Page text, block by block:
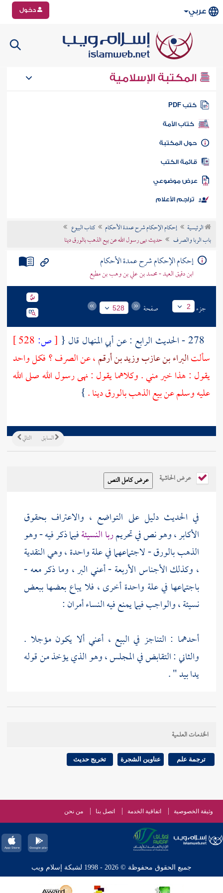
عربي دخول
المكتبة الإسلامية
كتب PDF
كتاب الأمة
المكتبة
الكتب
موضوعي
تراجم الأعلام
الرئيسية إحكام الإحكام شرح عمدة الأحكام
كتاب البيوع
باب الربا والصرف
حديث نهى رسول الله عن بيع الذهب بالورق دينا
إحكام الإحكام شرح عمدة الأحكام
ابن دقيق العيد - محمد بن علي بن وهب بن مطيع
جزء 2 صفحة 528
أبي المنهال قال { [ص:
سألتالبراء بن عازبوزيد بن أرقم، عن الصرف ؟ فكل واحد
يقول : هذا خير مني . وكلاهما يقول : نهى رسول الله صلى الله
عليه وسلم عن بيع الذهب بالورق دينا .}
التالي السابق
عرض الحاشية
في الحديث دليل على التواضع ، والاعتراف بحقوق
الأكابر ، وهو نص في تحريمربا النسيئةفيما ذكر فيه - وهو
الذهب بالورق - لاجتماعهما في علة واحدة ، وهي النقدية
، وكذلك الأجناس الأربعة - أعني البر ، وما ذكر معه -
باجتماعها في علة واحدة أخرى ، فلا يباع بعضها ببعض
نسيئة ، والواجب فيما يمنع فيه النساء أمران :
أحدهما : التناجز في البيع ، أعني ألا يكون مؤجلا .
والثاني : التقابض في المجلس ، وهو الذي يؤخذ من قوله
يدا بيد " .
الخدمات العلمية
ترجمة علم عناوين الشجرة تخريج حديث
وثيقة الخصوصية اتفاقية الخدمة اتصل بنا من نحن
جميع الحقوق محفوظة © 2026 - 1998 لشبكة إسلام ويب